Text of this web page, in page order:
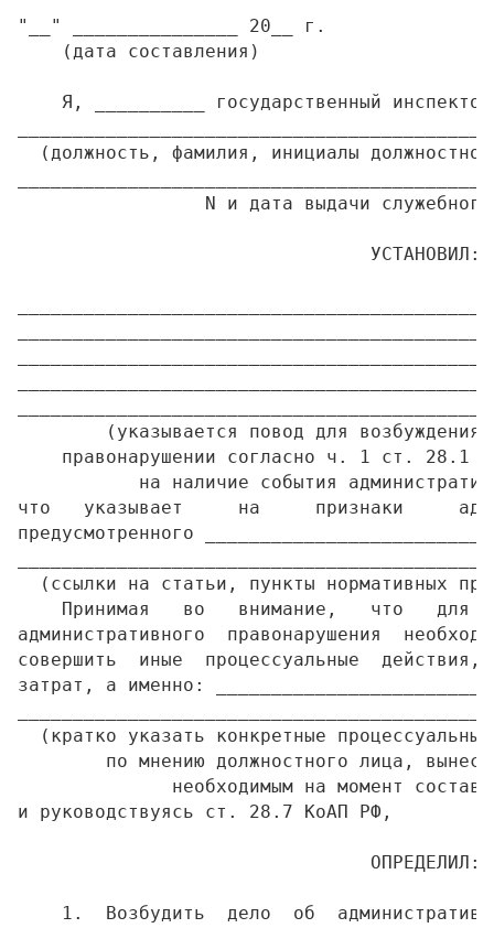
"__" _______________ 20__ г.
(дата составления)
Я, __________ государственный
(должность, фамилия, инициалы
N и дата выдачи
                                УСТАНОВИЛ:
(указывается повод для возбуждения
правонарушении согласно ч. 1 ст. 28.1
на наличие события
что   указывает     на     признаки
предусмотренного
(ссылки на статьи, пункты нормативных
Принимая   во   внимание,   что   для
административного  правонарушения
совершить  иные  процессуальные  действия,
затрат, а именно:
(кратко указать конкретные
по мнению должностного лица,
необходимым на момент
и руководствуясь ст. 28.7 КоАП РФ,
                                ОПРЕДЕЛИЛ:
1.  Возбудить  дело  об